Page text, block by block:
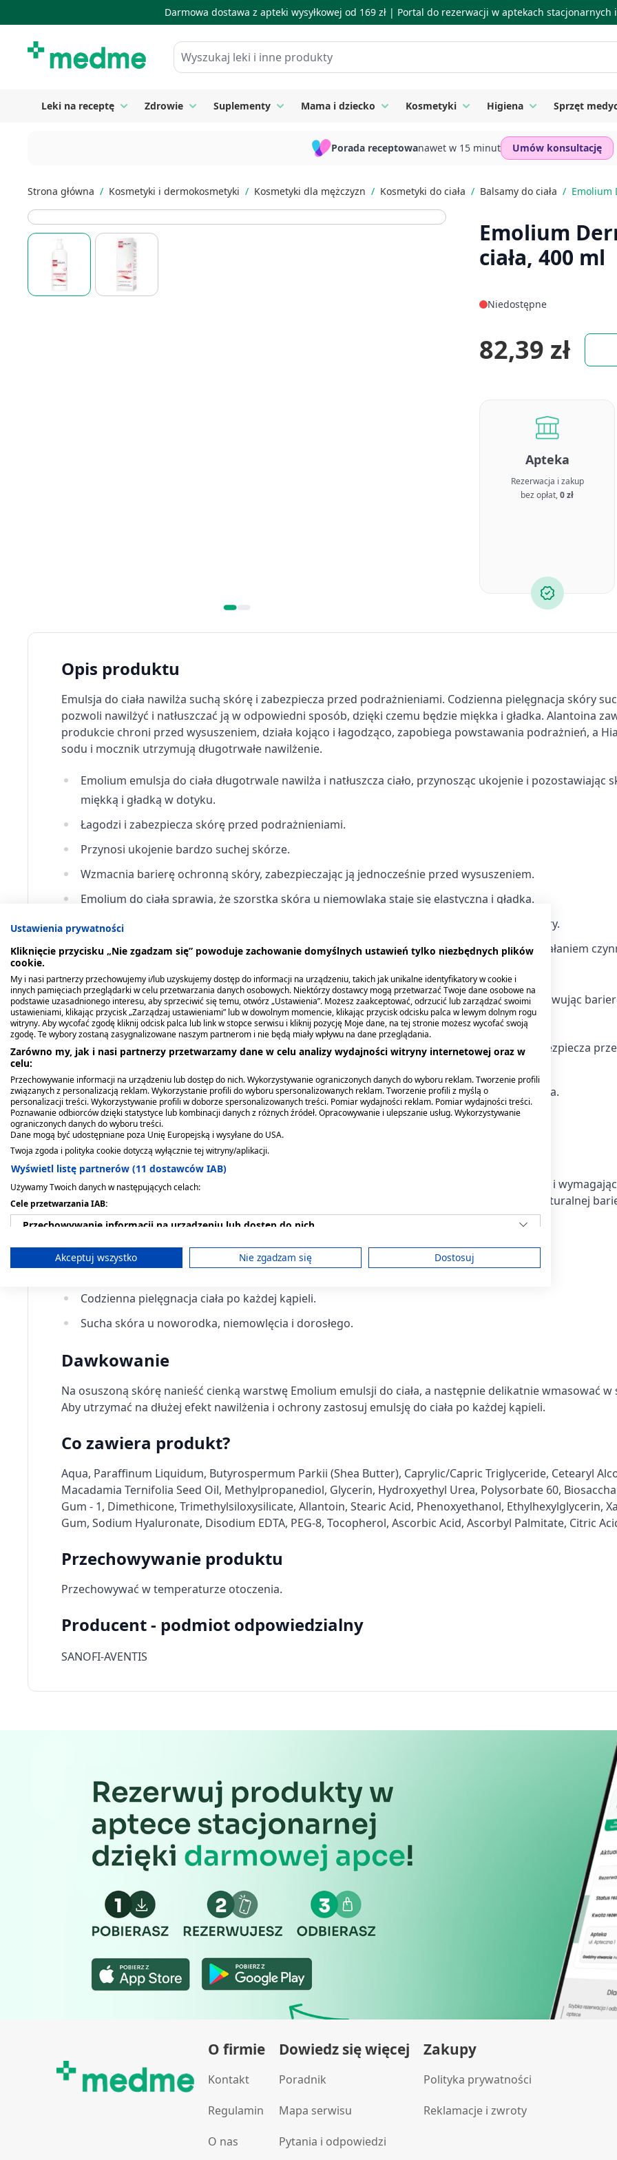
Darmowa dostawa z apteki wysyłkowej od 169 zł | Portal do rezerwacji w aptekach stacjonarnych
Wyszukaj leki i inne produkty
Leki na receptę Toggle submenu for Leki na receptę
Zdrowie Toggle submenu for Zdrowie
Suplementy Toggle submenu for Suplementy
Mama i dziecko Toggle submenu for Mama i dziecko
Kosmetyki Toggle submenu for Kosmetyki
Higiena Toggle submenu
Sprzęt
Porada receptowanawet w 15 minut Umów konsultację
Strona główna / Kosmetyki i dermokosmetyki / Kosmetyki dla mężczyzn / Kosmetyki do ciała / Balsamy do ciała / Emolium
Emolium
ciała, 400 ml
Niedostępne
82,39 zł
Apteka
Rezerwacja i zakup
bez opłat,0 zł
Opis produktu
Emulsja do ciała nawilża suchą skórę i zabezpiecza przed podrażnieniami. Codzienna pielęgnacja skóry
pozwoli nawilżyć i natłuszczać ją w odpowiedni sposób, dzięki czemu będzie miękka i gładka. Alantoina
produkcie chroni przed wysuszeniem, działa kojąco i łagodząco, zapobiega powstawania podrażnień, a
sodu i mocznik utrzymują długotrwałe nawilżenie.
Emolium emulsja do ciała długotrwale nawilża i natłuszcza ciało, przynosząc ukojenie i pozostawiając
miękką i gładką w dotyku.
Łagodzi i zabezpiecza skórę przed podrażnieniami.
Przynosi ukojenie bardzo suchej skórze.
Wzmacnia barierę ochronną skóry, zabezpieczając ją jednocześnie przed wysuszeniem.
Emolium do ciała sprawia, że szorstka skóra u niemowlaka staje się elastyczna i gładka.
Uzupełnia niedobory lipidów w cemencie międzykomórkowym, poprawiając kondycję skóry.
Emulsja Dermocare tworzy delikatny film ochronny na skórze, zabezpieczając ją przed działaniem
Składniki aktywne zawarte w formule Emolium emulsji do ciała nawilżają suchą skórę, odbudowując
ochronną i zabezpieczając ją przed podrażnieniami. Doskonała do pielęgnacji skóry suchej.
Olej macadamia i masło shea pozostawiają na powierzchni skóry specjalny film, który zabezpiecza
Dzięki mocznikowi i hialuranionowi sodu skóra staje się nawilżona, elastyczna i zmiękczona.
Alantoina zapobiega powstawaniu podrażnień.
Kiedy stosować produkt?
Emolium Dermocare Emulsja do ciała przeznaczona jest do pielęgnacji skóry wrażliwej, suchej i
dnia życia. Zapewnia odpowiednie nawilżenie i ochronę, poprzez odbudowę i wzmocnienie naturalnej
lipidowej.
Od 1. dnia życia.
Skóra wrażliwa, sucha, skłonna do alergii.
Codzienna pielęgnacja ciała po każdej kąpieli.
Sucha skóra u noworodka, niemowlęcia i dorosłego.
Dawkowanie
Na osuszoną skórę nanieść cienką warstwę Emolium emulsji do ciała, a następnie delikatnie wmasować w
Aby utrzymać na dłużej efekt nawilżenia i ochrony zastosuj emulsję do ciała po każdej kąpieli.
Co zawiera produkt?
Aqua, Paraffinum Liquidum, Butyrospermum Parkii (Shea Butter), Caprylic/Capric Triglyceride, Cetearyl
Macadamia Ternifolia Seed Oil, Methylpropanediol, Glycerin, Hydroxyethyl Urea, Polysorbate 60,
Gum - 1, Dimethicone, Trimethylsiloxysilicate, Allantoin, Stearic Acid, Phenoxyethanol, Ethylhexylglycerin,
Gum, Sodium Hyaluronate, Disodium EDTA, PEG-8, Tocopherol, Ascorbic Acid, Ascorbyl Palmitate, Citric
Przechowywanie produktu
Przechowywać w temperaturze otoczenia.
Producent - podmiot odpowiedzialny
SANOFI-AVENTIS
O firmie
Kontakt
Regulamin
O nas
Dowiedz się więcej
Poradnik
Mapa serwisu
Pytania i odpowiedzi
Zakupy
Polityka prywatności
Reklamacje i zwroty
Ustawienia prywatności
Kliknięcie przycisku „Nie zgadzam się” powoduje zachowanie domyślnych ustawień tylko niezbędnych plików
cookie.
My i nasi partnerzy przechowujemy i/lub uzyskujemy dostęp do informacji na urządzeniu, takich jak unikalne identyfikatory w cookie i
innych pamięciach przeglądarki w celu przetwarzania danych osobowych. Niektórzy dostawcy mogą przetwarzać Twoje dane osobowe na
podstawie uzasadnionego interesu, aby sprzeciwić się temu, otwórz „Ustawienia”. Możesz zaakceptować, odrzucić lub zarządzać swoimi
ustawieniami, klikając przycisk „Zarządzaj ustawieniami” lub w dowolnym momencie, klikając przycisk odcisku palca w lewym dolnym rogu
witryny. Aby wycofać zgodę kliknij odcisk palca lub link w stopce serwisu i kliknij pozycję Moje dane, na tej stronie możesz wycofać swoją
zgodę. Te wybory zostaną zasygnalizowane naszym partnerom i nie będą miały wpływu na dane przeglądania.
Zarówno my, jak i nasi partnerzy przetwarzamy dane w celu analizy wydajności witryny internetowej oraz w
celu:
Przechowywanie informacji na urządzeniu lub dostęp do nich. Wykorzystywanie ograniczonych danych do wyboru reklam. Tworzenie profili
związanych z personalizacją reklam. Wykorzystanie profili do wyboru spersonalizowanych reklam. Tworzenie profili z myślą o
personalizacji treści. Wykorzystywanie profili w doborze spersonalizowanych treści. Pomiar wydajności reklam. Pomiar wydajności treści.
Poznawanie odbiorców dzięki statystyce lub kombinacji danych z różnych źródeł. Opracowywanie i ulepszanie usług. Wykorzystywanie
ograniczonych danych do wyboru treści.
Dane mogą być udostępniane poza Unię Europejską i wysyłane do USA.
Twoja zgoda i polityka cookie dotyczą wyłącznie tej witryny/aplikacji.
Wyświetl listę partnerów (11 dostawców IAB)
Używamy Twoich danych w następujących celach:
Cele przetwarzania IAB:
Przechowywanie informacji na urządzeniu lub dostęp do nich
Wykorzystywanie ograniczonych danych do wyboru reklam
Wykorzystanie profili do wyboru spersonalizowanych reklam
Wykorzystywanie profili w celu doboru spersonalizowanych treści
Pomiar efektywności reklam
Rozumienie odbiorców dzięki statystyce lub kombinacji danych z różnych źródeł
Rozwój i ulepszanie usług
Wykorzystywanie ograniczonych danych do wyboru treści
Funkcje specjalne IAB:
Użycie dokładnych danych geolokalizacyjnych
Niezbędne
Wydajność (Performance)
Akceptuj wszystko Nie zgadzam się Dostosuj